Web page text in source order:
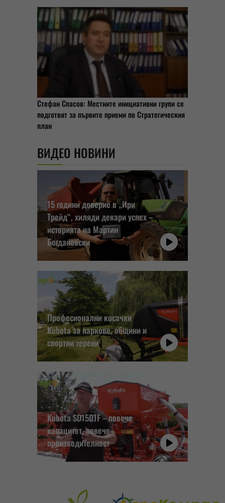
Стефан Спасов: Местните инициативни групи се
подготвят за първите приеми по Стратегическия
план
ВИДЕО НОВИНИ
15 години доверие в „Ири
Трейд“, хиляди декари успех –
историята на Мартин
Богдановски
Професионални косачки
Kubota за паркове, общини и
спортни терени
Kubota SD1501F – повече
капацитет, повече
производителност